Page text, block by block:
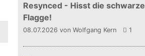
Resynced - Hisst die schwarze
Flagge!
08.07.2026 von Wolfgang Kern 1